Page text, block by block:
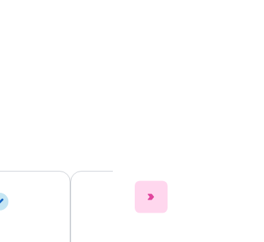
Clara Gómez -
10 Jun, 2026